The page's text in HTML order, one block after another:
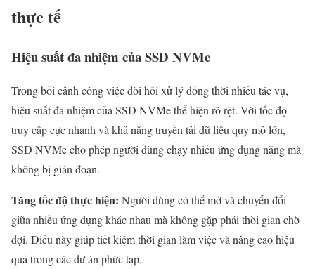
thực tế
Hiệu suất đa nhiệm của SSD NVMe
Trong bối cảnh công việc đòi hỏi xử lý đồng thời nhiều tác vụ,
hiệu suất đa nhiệm của SSD NVMe thể hiện rõ rệt. Với tốc độ
truy cập cực nhanh và khả năng truyền tải dữ liệu quy mô lớn,
SSD NVMe cho phép người dùng chạy nhiều ứng dụng nặng mà
không bị gián đoạn.
Tăng tốc độ thực hiện: Người dùng có thể mở và chuyển đổi
giữa nhiều ứng dụng khác nhau mà không gặp phải thời gian chờ
đợi. Điều này giúp tiết kiệm thời gian làm việc và nâng cao hiệu
quả trong các dự án phức tạp.